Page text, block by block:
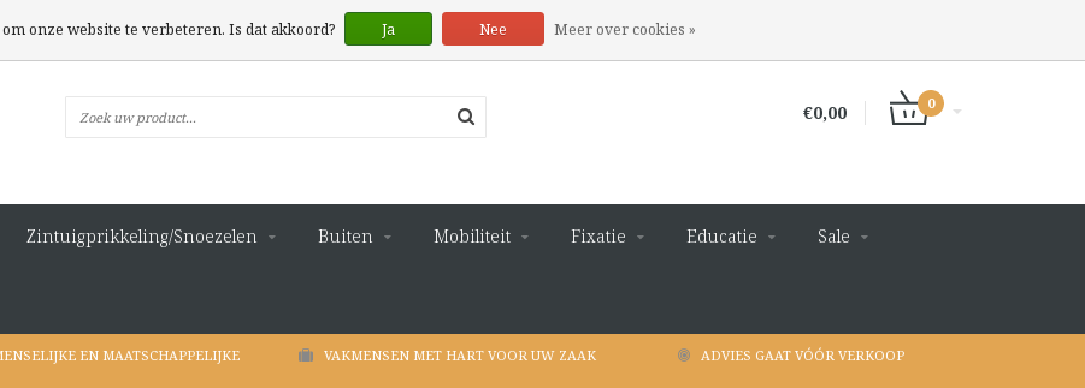
€0,00 0
Zintuigprikkeling/Snoezelen Buiten Mobiliteit Fixatie Educatie Sale
EN MAATSCHAPPELIJKE VAKMENSEN MET HART VOOR UW ZAAK ADVIES GAAT VÓÓR VERKOOP
onze website te verbeteren. Is dat akkoord? Ja Nee Meer over cookies »